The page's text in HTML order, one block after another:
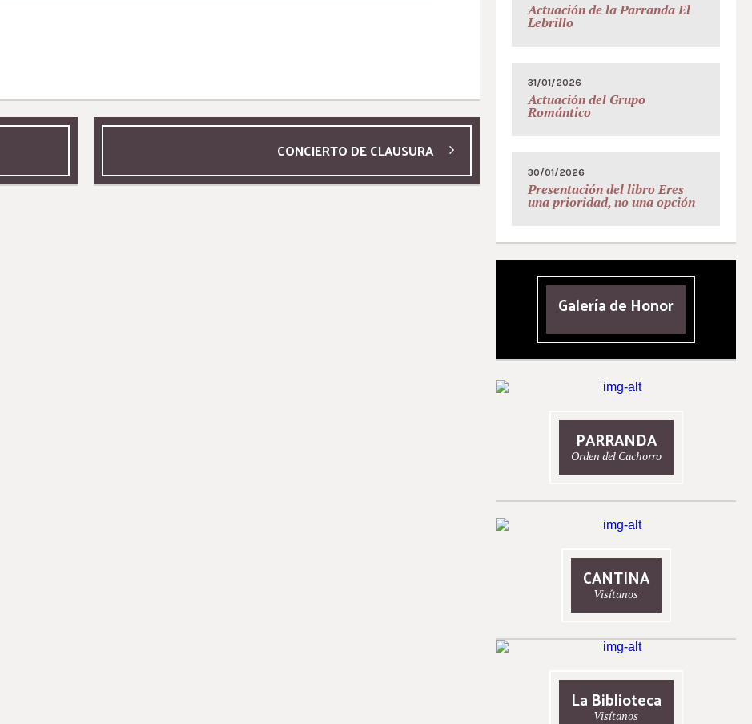
CONCIERTO DE CLAUSURA
Actuación de la Parranda El
Lebrillo
31/01/2026
Actuación del Grupo
Romántico
30/01/2026
Presentación del libro Eres
una prioridad, no una opción
Galería de Honor
PARRANDA
Orden del Cachorro
CANTINA
Visítanos
La Biblioteca
Visítanos